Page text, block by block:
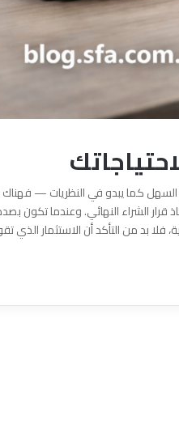
كما يبدو في النظريات — فهناك
قرار الشراء النهائي. وعندما تكون
فلا بد من التأكد أن الاستثمار